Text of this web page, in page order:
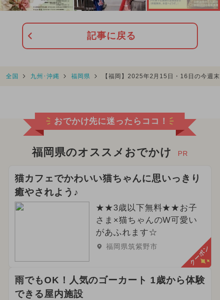
記事に戻る
全国 九州･沖縄 福岡県 【福岡】2025年2月15日・16日の今週
おでかけ先に迷ったらココ！
福岡県のオススメおでかけ PR
猫カフェでかわいい猫ちゃんに思いっきり
癒やされよう♪
★★3歳以下無料★★お子
さま×猫ちゃんのW可愛い
があふれます☆
福岡県筑紫野市 クーポン
雨でもOK！人気のゴーカート 1歳から体験
できる屋内施設